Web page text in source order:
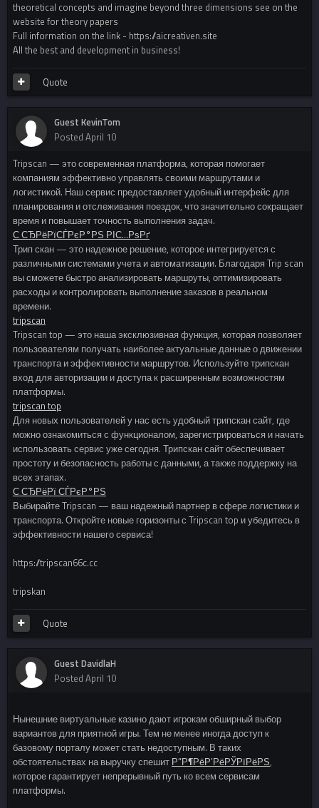
theoretical concepts and imagine beyond three dimensions see on the
website for theory papers
Full information on the link - https://aicreativen.site
All the best and development in business!
Quote
Guest KevinTom
Posted April 10
Tripscan — это современная платформа, которая помогает
компаниям эффективно управлять своими маршрутами и
логистикой. Наш сервис предоставляет удобный интерфейс для
планирования и отслеживания поездок, что значительно сокращает
время и повышает точность выполнения задач.
С‚СЂРёРїСЃРєР°РЅ РІС…РѕРґ
Трип скан — это надежное решение, которое интегрируется с
различными системами учета и автоматизации. Благодаря Trip scan
вы сможете быстро анализировать маршруты, оптимизировать
расходы и контролировать выполнение заказов в реальном
времени.
tripscan
Tripscan top — это наша эксклюзивная функция, которая позволяет
пользователям получать наиболее актуальные данные о движении
транспорта и эффективности маршрутов. Используйте трипскан
вход для авторизации и доступа к расширенным возможностям
платформы.
tripscan top
Для новых пользователей у нас есть удобный трипскан сайт, где
можно ознакомиться с функционалом, зарегистрироваться и начать
использовать сервис уже сегодня. Трипскан сайт обеспечивает
простоту и безопасность работы с данными, а также поддержку на
всех этапах.
С‚СЂРёРї СЃРєР°РЅ
Выбирайте Tripscan — ваш надежный партнер в сфере логистики и
транспорта. Откройте новые горизонты с Tripscan top и убедитесь в
эффективности нашего сервиса!
https://tripscan66c.cc
tripskan
Quote
Guest DavidlaH
Posted April 10
Нынешние виртуальные казино дают игрокам обширный выбор
вариантов для приятной игры. Тем не менее иногда доступ к
базовому порталу может стать недоступным. В таких
обстоятельствах на выручку спешит Р”Р¶РёР’РёРЎРїРёРЅ,
которое гарантирует непрерывный путь ко всем сервисам
платформы.